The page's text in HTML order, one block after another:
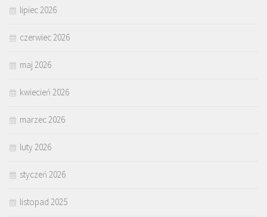
lipiec 2026
czerwiec 2026
maj 2026
kwiecień 2026
marzec 2026
luty 2026
styczeń 2026
listopad 2025